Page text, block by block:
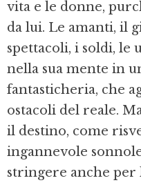
vita e le donne,
da lui. Le amanti, il
spettacoli, i soldi,
nella sua mente in
fantasticheria, che
ostacoli del reale.
il destino, come
ingannevole
stringere anche per